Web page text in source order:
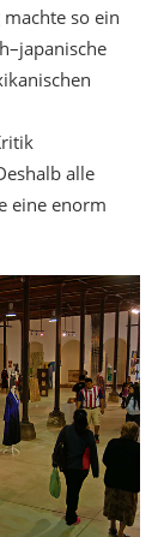
so ein
alle
eine enorm